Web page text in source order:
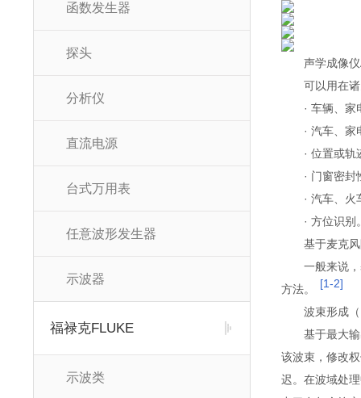
函数发生器
探头
分析仪
直流电源
台式万用表
任意波形发生器
示波器
福禄克FLUKE
示波类
声学成像
可以用在
· 车辆、
· 汽车、家
· 位置或
· 门窗密
· 汽车、
· 方位识别
基于麦克
一般来说
方法。
[1-2]
波束形成
基于最大
该波束，修改
迟。在波域处